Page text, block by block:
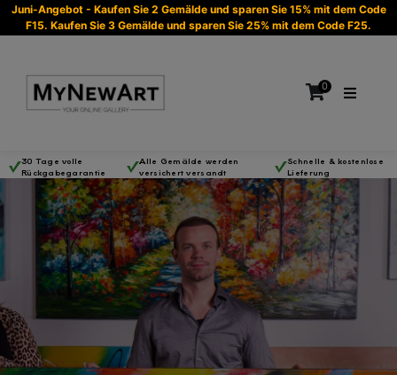
Juni-Angebot - Kaufen Sie 2 Gemälde und sparen Sie 15% mit dem Code
F15. Kaufen Sie 3 Gemälde und sparen Sie 25% mit dem Code F25.
0
Es befinden sich keine Produkte im Warenkorb.
30 Tage volle
Rückgabegarantie
Alle Gemälde werden
versichert versandt
Schnelle & kostenlose
Lieferung